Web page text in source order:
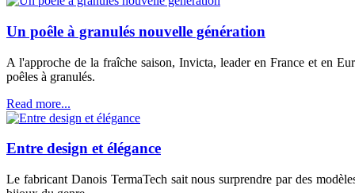
Un poêle à granulés nouvelle génération
A l'approche de la fraîche saison, Invicta, leader en France et en
poêles à granulés.
Read more...
Entre design et élégance
Le fabricant Danois TermaTech sait nous surprendre par des